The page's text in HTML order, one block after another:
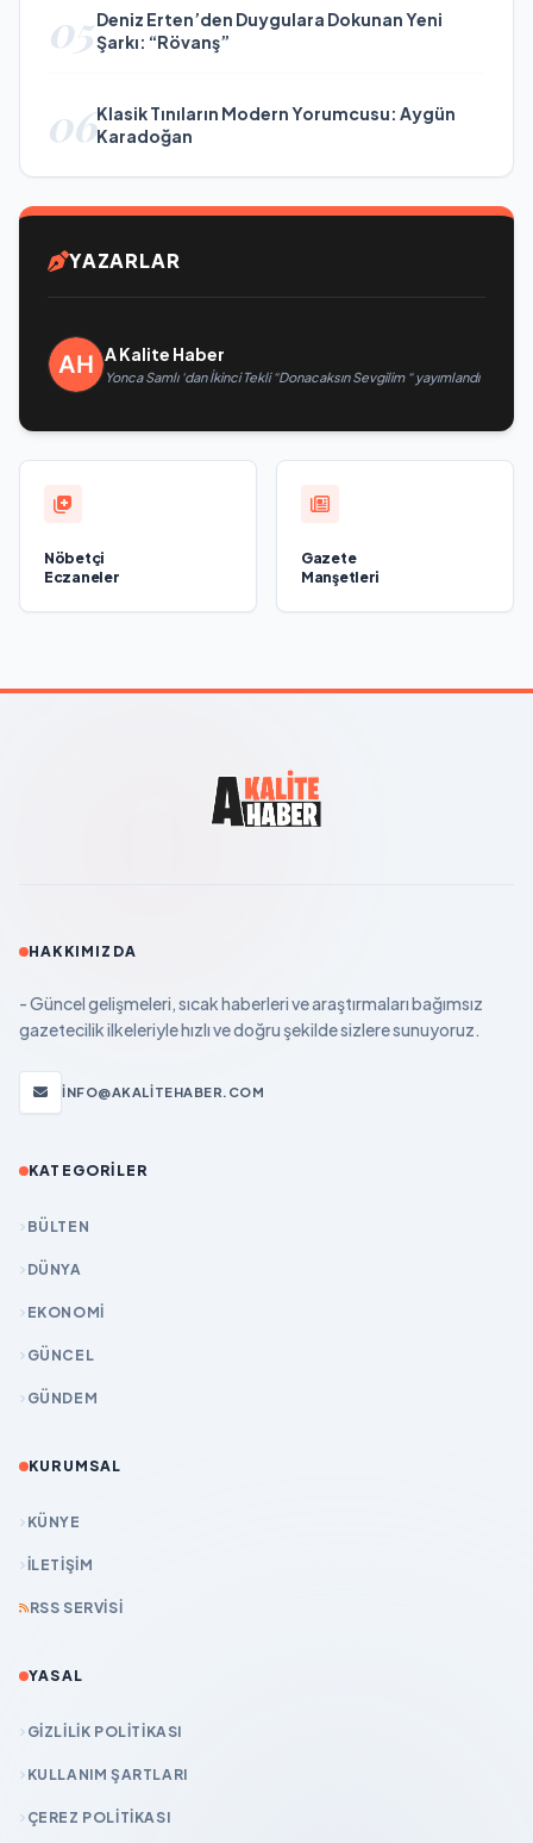
05Deniz Erten’den Duygulara Dokunan Yeni
Şarkı: “Rövanş”
06Klasik Tınıların Modern Yorumcusu: Aygün
Karadoğan
YAZARLAR
A Kalite Haber
Yonca Samlı ‘dan İkinci Tekli “Donacaksın Sevgilim “ yayımlandı
Nöbetçi
Eczaneler
Gazete
Manşetleri
HAKKIMIZDA
- Güncel gelişmeleri, sıcak haberleri ve araştırmaları bağımsız
gazetecilik ilkeleriyle hızlı ve doğru şekilde sizlere sunuyoruz.
INFO@AKALITEHABER.COM
KATEGORILER
BÜLTEN
DÜNYA
EKONOMİ
GÜNCEL
GÜNDEM
KURUMSAL
KÜNYE
İLETIŞIM
RSS SERVISI
YASAL
GIZLILIK POLITIKASI
KULLANIM ŞARTLARI
ÇEREZ POLITIKASI